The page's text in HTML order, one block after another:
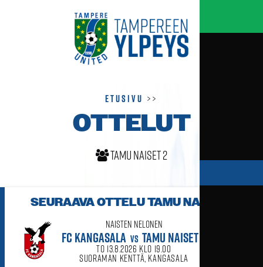
Etusivu >>
OTTELUT
tamu naiset 2
SEURAAVA OTTELUTAMU NAISET 2
Naisten Nelonen
FC KANGASALA VS TAMU NAISET 2
to 13.8.2026 klo 19.00
Suoraman kenttä, Kangasala